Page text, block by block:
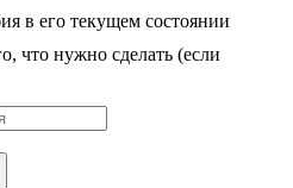
в его текущем состоянии
что нужно сделать (если